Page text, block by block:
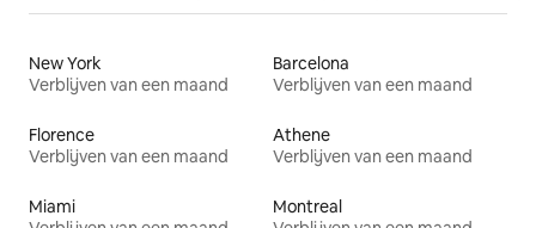
New York
Verblijven van een maand
Barcelona
Verblijven van een maand
Florence
Verblijven van een maand
Athene
Verblijven van een maand
Miami
Montreal